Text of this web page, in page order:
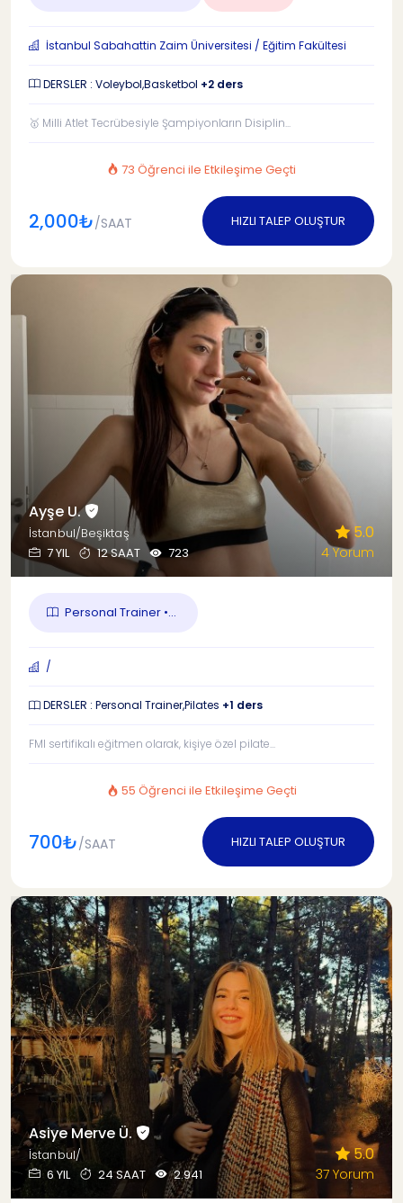
İstanbul Sabahattin Zaim Üniversitesi / Eğitim Fakültesi
DERSLER : Voleybol,Basketbol +2 ders
🥇 Milli Atlet Tecrübesiyle Şampiyonların Disiplin...
73 Öğrenci ile Etkileşime Geçti
2,000₺/SAAT HIZLI TALEP OLUŞTUR
Ayşe U.
İstanbul/Beşiktaş
7 YIL
12 SAAT 723
5.0
4 Yorum
Personal Trainer •...
/
DERSLER : Personal Trainer,Pilates +1 ders
FMI sertifikalı eğitmen olarak, kişiye özel pilate...
55 Öğrenci ile Etkileşime Geçti
700₺/SAAT HIZLI TALEP OLUŞTUR
Asiye Merve Ü.
İstanbul/
6 YIL
24 SAAT 2.941
5.0
37 Yorum